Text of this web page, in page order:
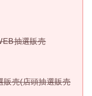
抽選販売
売(店頭抽選販売